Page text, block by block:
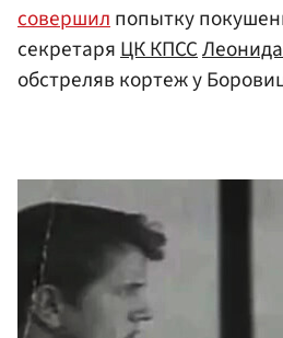
совершилпопытку
секретаряЦК КПСС
обстреляв кортеж у